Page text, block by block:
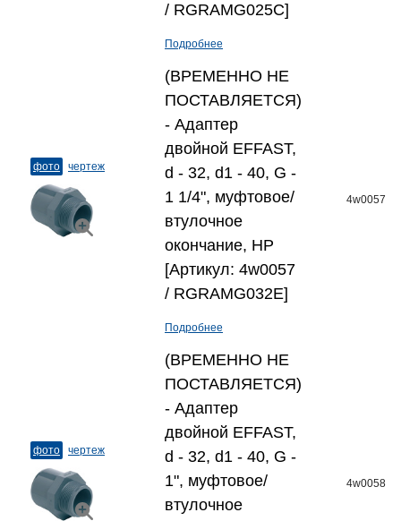
/ RGRAMG025C]
Подробнее
фото чертеж
(ВРЕМЕННО НЕ
ПОСТАВЛЯЕТСЯ)
- Адаптер
двойной EFFAST,
d - 32, d1 - 40, G -
1 1/4", муфтовое/
втулочное
окончание, НР
[Артикул: 4w0057
/ RGRAMG032E]
Подробнее
4w0057
фото чертеж
(ВРЕМЕННО НЕ
ПОСТАВЛЯЕТСЯ)
- Адаптер
двойной EFFAST,
d - 32, d1 - 40, G -
1", муфтовое/
втулочное
4w0058